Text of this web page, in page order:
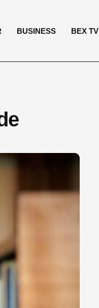
BUSINESS BEX TV